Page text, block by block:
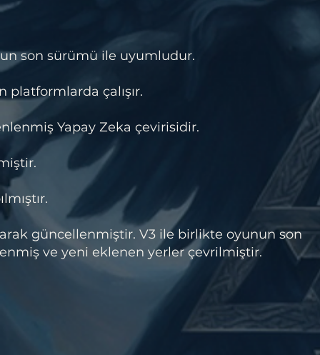
son sürümü ile uyumludur.
platformlarda çalışır.
Yapay Zeka çevirisidir.
güncellenmiştir. V3 ile birlikte oyunun son
ve yeni eklenen yerler çevrilmiştir.